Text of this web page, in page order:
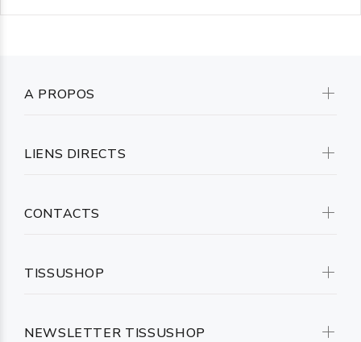
NEWSLETTER TISSUSHOP
A PROPOS
LIENS DIRECTS
CONTACTS
TISSUSHOP